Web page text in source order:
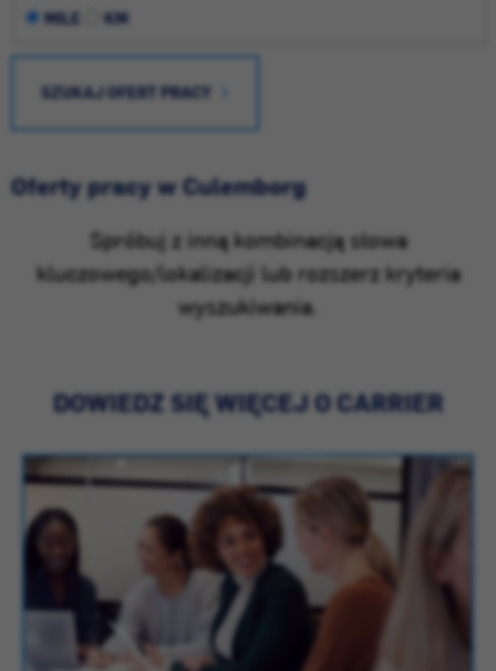
MILE KM
SZUKAJ OFERT PRACY
Oferty pracy w Culemborg
Spróbuj z inną kombinacją słowa
kluczowego/lokalizacji lub rozszerz kryteria
wyszukiwania.
DOWIEDZ SIĘ WIĘCEJ O CARRIER